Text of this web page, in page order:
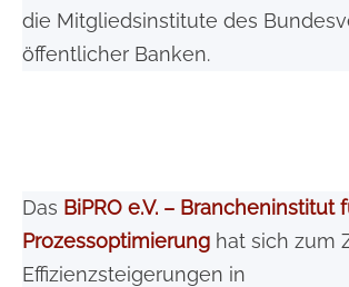
die Mitgliedsinstitute des
öffentlicher Banken.
Das BiPRO e.V. – Brancheninstitut
Prozessoptimierung hat sich zum
Effizienzsteigerungen in